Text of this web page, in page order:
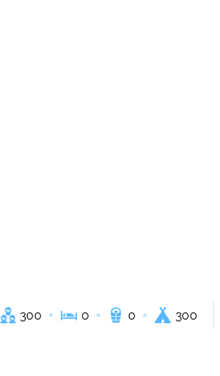
300 0 0 300